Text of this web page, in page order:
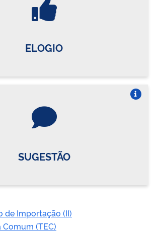
ELOGIO
SUGESTÃO
de Importação (II)
Comum (TEC)